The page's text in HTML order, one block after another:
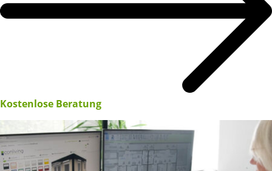
Kostenlose Beratung